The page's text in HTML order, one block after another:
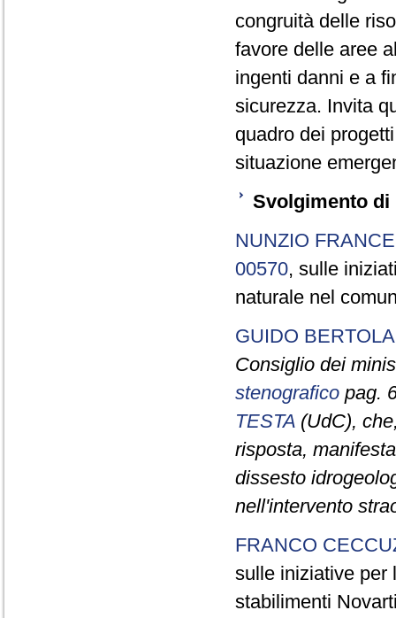
congruità delle
favore delle aree
ingenti danni e a
sicurezza. Invita
quadro dei
situazione
Svolgimento di
NUNZIO
00570, sulle
naturale nel
GUIDO
Consiglio dei
stenografico pag.
TESTA (UdC),
risposta,
dissesto
nell'intervento
FRANCO
sulle iniziative per
stabilimenti